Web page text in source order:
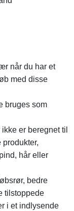
når du har et
med disse
bruges som
er beregnet til
produkter,
hår eller
bedre
tilstoppede
i et indlysende